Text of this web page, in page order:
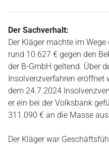
Der Sachverhalt:
Der Kläger machte im
rund 10.627 € gegen den
der B-GmbH geltend. Über
Insolvenzverfahren eröffnet
dem 24.7.2024
er ein bei der Volksbank
311.090 € an die Masse
Der Kläger war